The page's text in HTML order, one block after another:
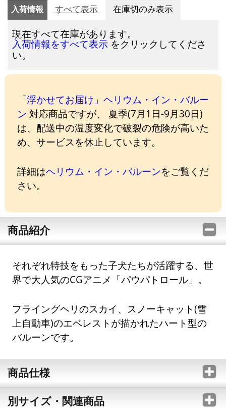
入荷情報 すべて表示 在庫切のみ表示
現在すべて在庫があります。
入荷情報をすべて表示 をクリックしてくださ
い。
「浮かせてお届け」ヘリウム・イン・バルー
ン 対応商品ですが、 夏季(7月1日-9月30日)
は、配送中の温度変化で破裂の危険が高いた
め、サービスを休止しています。
詳細はヘリウム・イン・バルーンをご覧くだ
さい。
商品紹介
それぞれ特技をもった子犬たちが活躍する、世
界で大人気のCGアニメ「パウパトロール」。
フライングヘリのスカイ、スノーキャット(雪
上自動車)のエベレストが描かれたハート型の
バルーンです。
商品仕様
別サイズ・関連商品